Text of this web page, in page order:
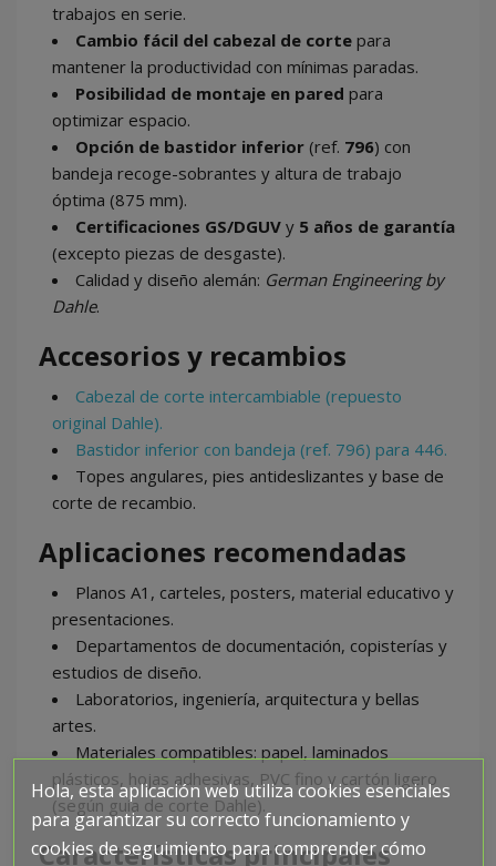
trabajos en serie.
Cambio fácil del cabezal de corte para
mantener la productividad con mínimas paradas.
Posibilidad de montaje en pared para
optimizar espacio.
Opción de bastidor inferior (ref. 796) con
bandeja recoge-sobrantes y altura de trabajo
óptima (875 mm).
Certificaciones GS/DGUV y 5 años de garantía
(excepto piezas de desgaste).
Calidad y diseño alemán: German Engineering by
Dahle.
Accesorios y recambios
Cabezal de corte intercambiable (repuesto
original Dahle).
Bastidor inferior con bandeja (ref. 796) para 446.
Topes angulares, pies antideslizantes y base de
corte de recambio.
Aplicaciones recomendadas
Planos A1, carteles, posters, material educativo y
presentaciones.
Departamentos de documentación, copisterías y
estudios de diseño.
Laboratorios, ingeniería, arquitectura y bellas
artes.
Materiales compatibles: papel, laminados
plásticos, hojas adhesivas, PVC fino y cartón ligero
(según guía de corte Dahle).
Características principales
Hola, esta aplicación web utiliza cookies esenciales
para garantizar su correcto funcionamiento y
cookies de seguimiento para comprender cómo